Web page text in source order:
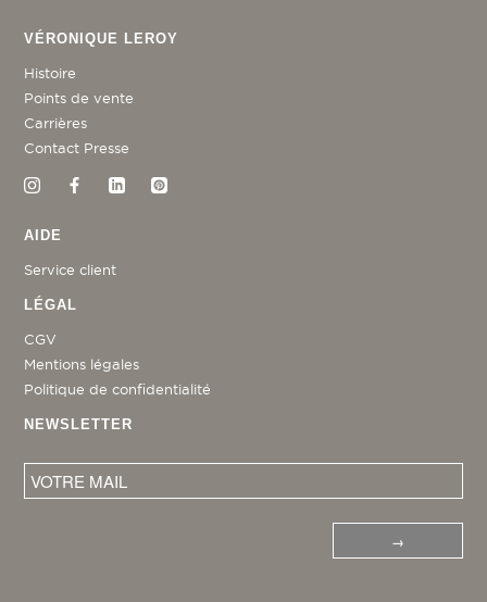
VÉRONIQUE LEROY
Histoire
Points de vente
Carrières
Contact Presse
AIDE
Service client
LÉGAL
CGV
Mentions légales
Politique de confidentialité
NEWSLETTER